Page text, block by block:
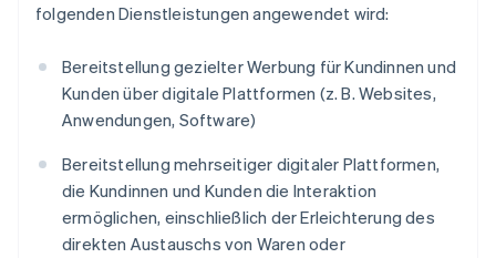
folgenden Dienstleistungen angewendet wird:
Bereitstellung gezielter Werbung für Kundinnen und
Kunden über digitale Plattformen (z. B. Websites,
Anwendungen, Software)
Bereitstellung mehrseitiger digitaler Plattformen,
die Kundinnen und Kunden die Interaktion
ermöglichen, einschließlich der Erleichterung des
direkten Austauschs von Waren oder